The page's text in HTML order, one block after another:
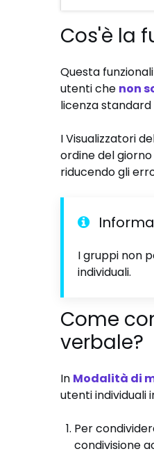
Cos'è la
Questa
utenti che non
licenza
I Visualizzatori
ordine del giorno
riducendo gli
I gruppi non
individuali.
Come
verbale?
In Modalità di
utenti individuali
Per
condivisione